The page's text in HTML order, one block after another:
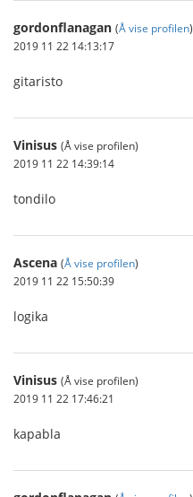
gordonflanagan (Å vise profilen)
2019 11 22 14:13:17
gitaristo
Vinisus (Å vise profilen)
2019 11 22 14:39:14
tondilo
Ascena (Å vise profilen)
2019 11 22 15:50:39
logika
Vinisus (Å vise profilen)
2019 11 22 17:46:21
kapabla